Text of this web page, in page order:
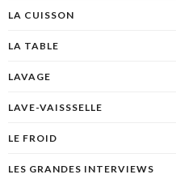
LA CUISSON
LA TABLE
LAVAGE
LAVE-VAISSSELLE
LE FROID
LES GRANDES INTERVIEWS